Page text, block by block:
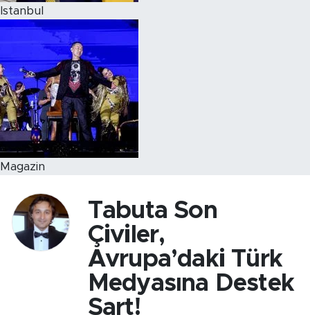
Istanbul
Magazin
Tabuta Son
Çiviler,
Avrupa’daki Türk
Medyasına Destek
Şart!